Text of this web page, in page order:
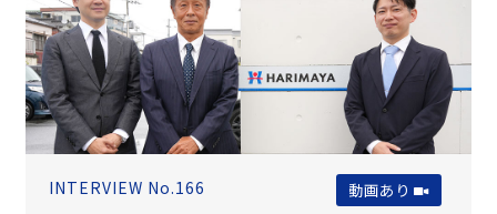
INTERVIEW No.166 動画あり